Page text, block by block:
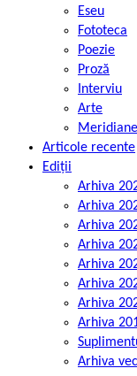
Eseu
Fototeca
Poezie
Proză
Interviu
Arte
Meridiane
Articole recente
Ediții
Arhiva
Arhiva
Arhiva
Arhiva
Arhiva
Arhiva
Arhiva
Arhiva
Arhiva